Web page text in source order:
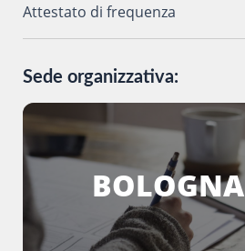
Attestato di frequenza
Sede organizzativa:
BOLOGNA